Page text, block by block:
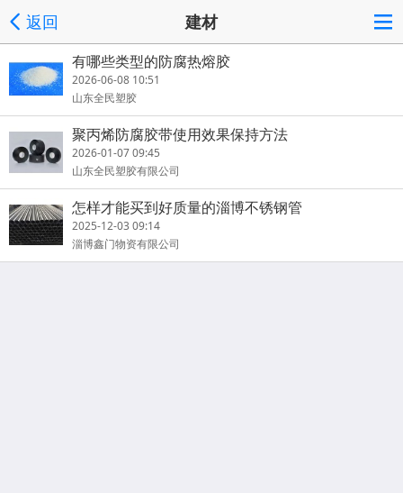
返回 建材
有哪些类型的防腐热熔胶
2026-06-08 10:51
山东全民塑胶
聚丙烯防腐胶带使用效果保持方法
2026-01-07 09:45
山东全民塑胶有限公司
怎样才能买到好质量的淄博不锈钢管
2025-12-03 09:14
淄博鑫门物资有限公司